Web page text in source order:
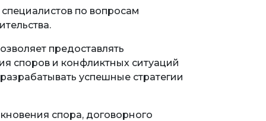
по вопросам
предоставлять
споров и конфликтных ситуаций
успешные стратегии
спора, договорного